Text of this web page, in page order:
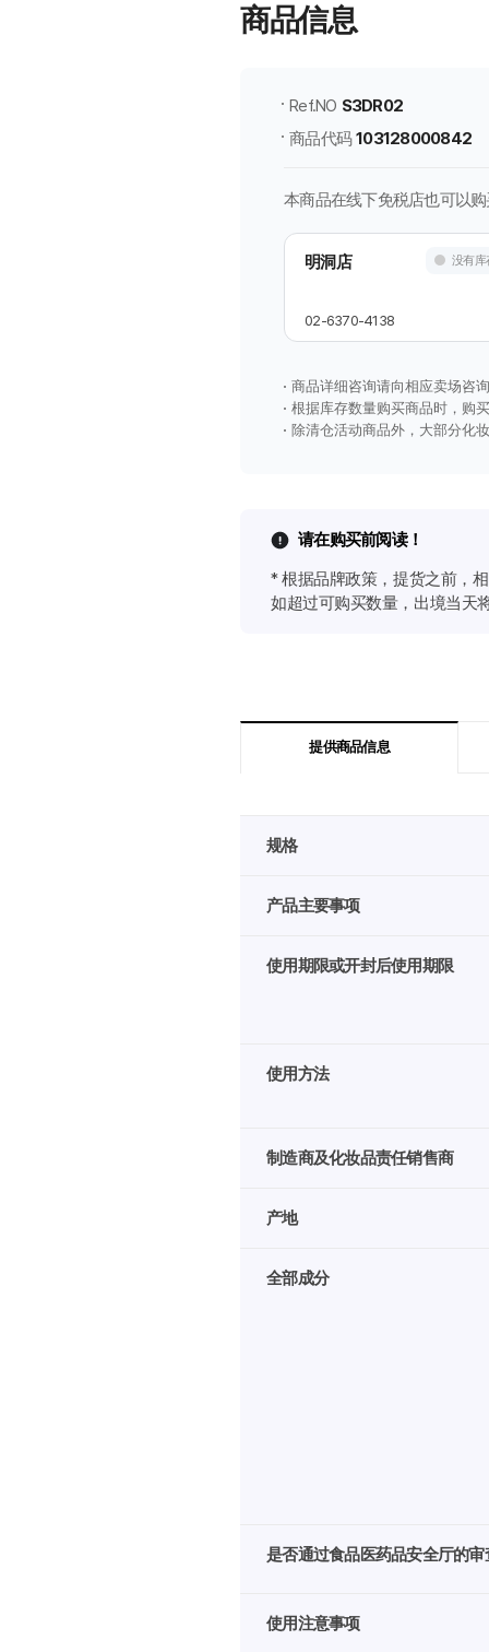
界
商品信息
Ref.NO S3DR02
商品代码 103128000842
本商品在线下免税店也可以购
明洞店
02-6370-4138
没有库
商品详细咨询请向相应卖场咨询
根据库存数量购买商品时，购
除清仓活动商品外，大部分化
请在购买前阅读！
* 根据品牌政策，提货之前，
如超过可购买数量，出境当天
提供商品信息
规格
产品主要事项
使用期限或开封后使用期限
使用方法
制造商及化妆品责任销售商
产地
全部成分
是否通过食品医药品安全厅的审
使用注意事项